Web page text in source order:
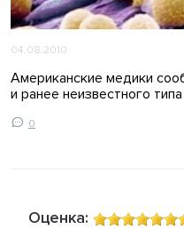
04.08.2010
Американские медики
и ранее неизвестного
0
Оценка: